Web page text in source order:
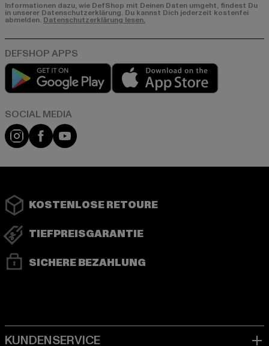
Informationen dazu, wie DefShop mit Deinen Daten umgeht, findest Du
in unserer Datenschutzerklärung. Du kannst Dich jederzeit kostenfei
abmelden. Datenschutzerklärung lesen.
Play market
Instagram
FacebookYouTube
KOSTENLOSE RETOURE
TIEFPREISGARANTIE
SICHERE BEZAHLUNG